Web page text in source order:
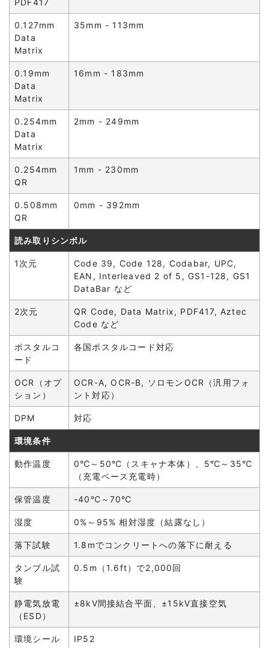
PDF417
0.127mm
Data
Matrix
35mm - 113mm
0.19mm
Data
Matrix
16mm - 183mm
0.254mm
Data
Matrix
2mm - 249mm
0.254mm
QR
1mm - 230mm
0.508mm
QR
0mm - 392mm
読み取りシンボル
1次元
Code 39, Code 128, Codabar, UPC,
EAN, Interleaved 2 of 5, GS1-128, GS1
DataBar など
2次元
QR Code, Data Matrix, PDF417, Aztec
Code など
ポスタルコ
ード
各国ポスタルコード対応
OCR（オプ
ション）
OCR-A, OCR-B, ソロモンOCR（汎用フォ
ント対応）
DPM 対応
環境条件
動作温度
0℃～50℃（スキャナ本体）、5℃～35℃
（充電ベース充電時）
保管温度 -40℃～70℃
湿度 0%～95% 相対湿度（結露なし）
落下試験 1.8mでコンクリートへの落下に耐える
タンブル試
験
0.5m（1.6ft）で2,000回
静電気放電
（ESD）
±8kV間接結合平面、±15kV直接空気
環境シール IP52